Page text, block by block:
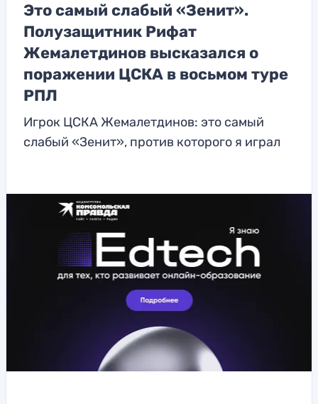
Это самый слабый «Зенит».
Полузащитник Рифат
Жемалетдинов высказался о
поражении ЦСКА в восьмом туре
РПЛ
Игрок ЦСКА Жемалетдинов: это самый
слабый «Зенит», против которого я играл